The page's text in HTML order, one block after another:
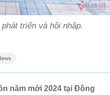
triển và hội nhập.
năm mới 2024 tại Đồng